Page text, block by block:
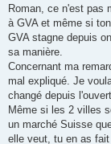
s
a
g
Roman, ce n'est pas
à GVA et même si
GVA stagne depuis
sa manière.
Concernant ma
mal expliqué. Je
changé depuis
Même si les 2 villes
un marché Suisse
elle veut, tu en as